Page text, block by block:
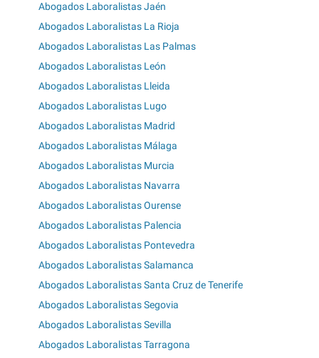
Abogados Laboralistas Jaén
Abogados Laboralistas La Rioja
Abogados Laboralistas Las Palmas
Abogados Laboralistas León
Abogados Laboralistas Lleida
Abogados Laboralistas Lugo
Abogados Laboralistas Madrid
Abogados Laboralistas Málaga
Abogados Laboralistas Murcia
Abogados Laboralistas Navarra
Abogados Laboralistas Ourense
Abogados Laboralistas Palencia
Abogados Laboralistas Pontevedra
Abogados Laboralistas Salamanca
Abogados Laboralistas Santa Cruz de Tenerife
Abogados Laboralistas Segovia
Abogados Laboralistas Sevilla
Abogados Laboralistas Tarragona